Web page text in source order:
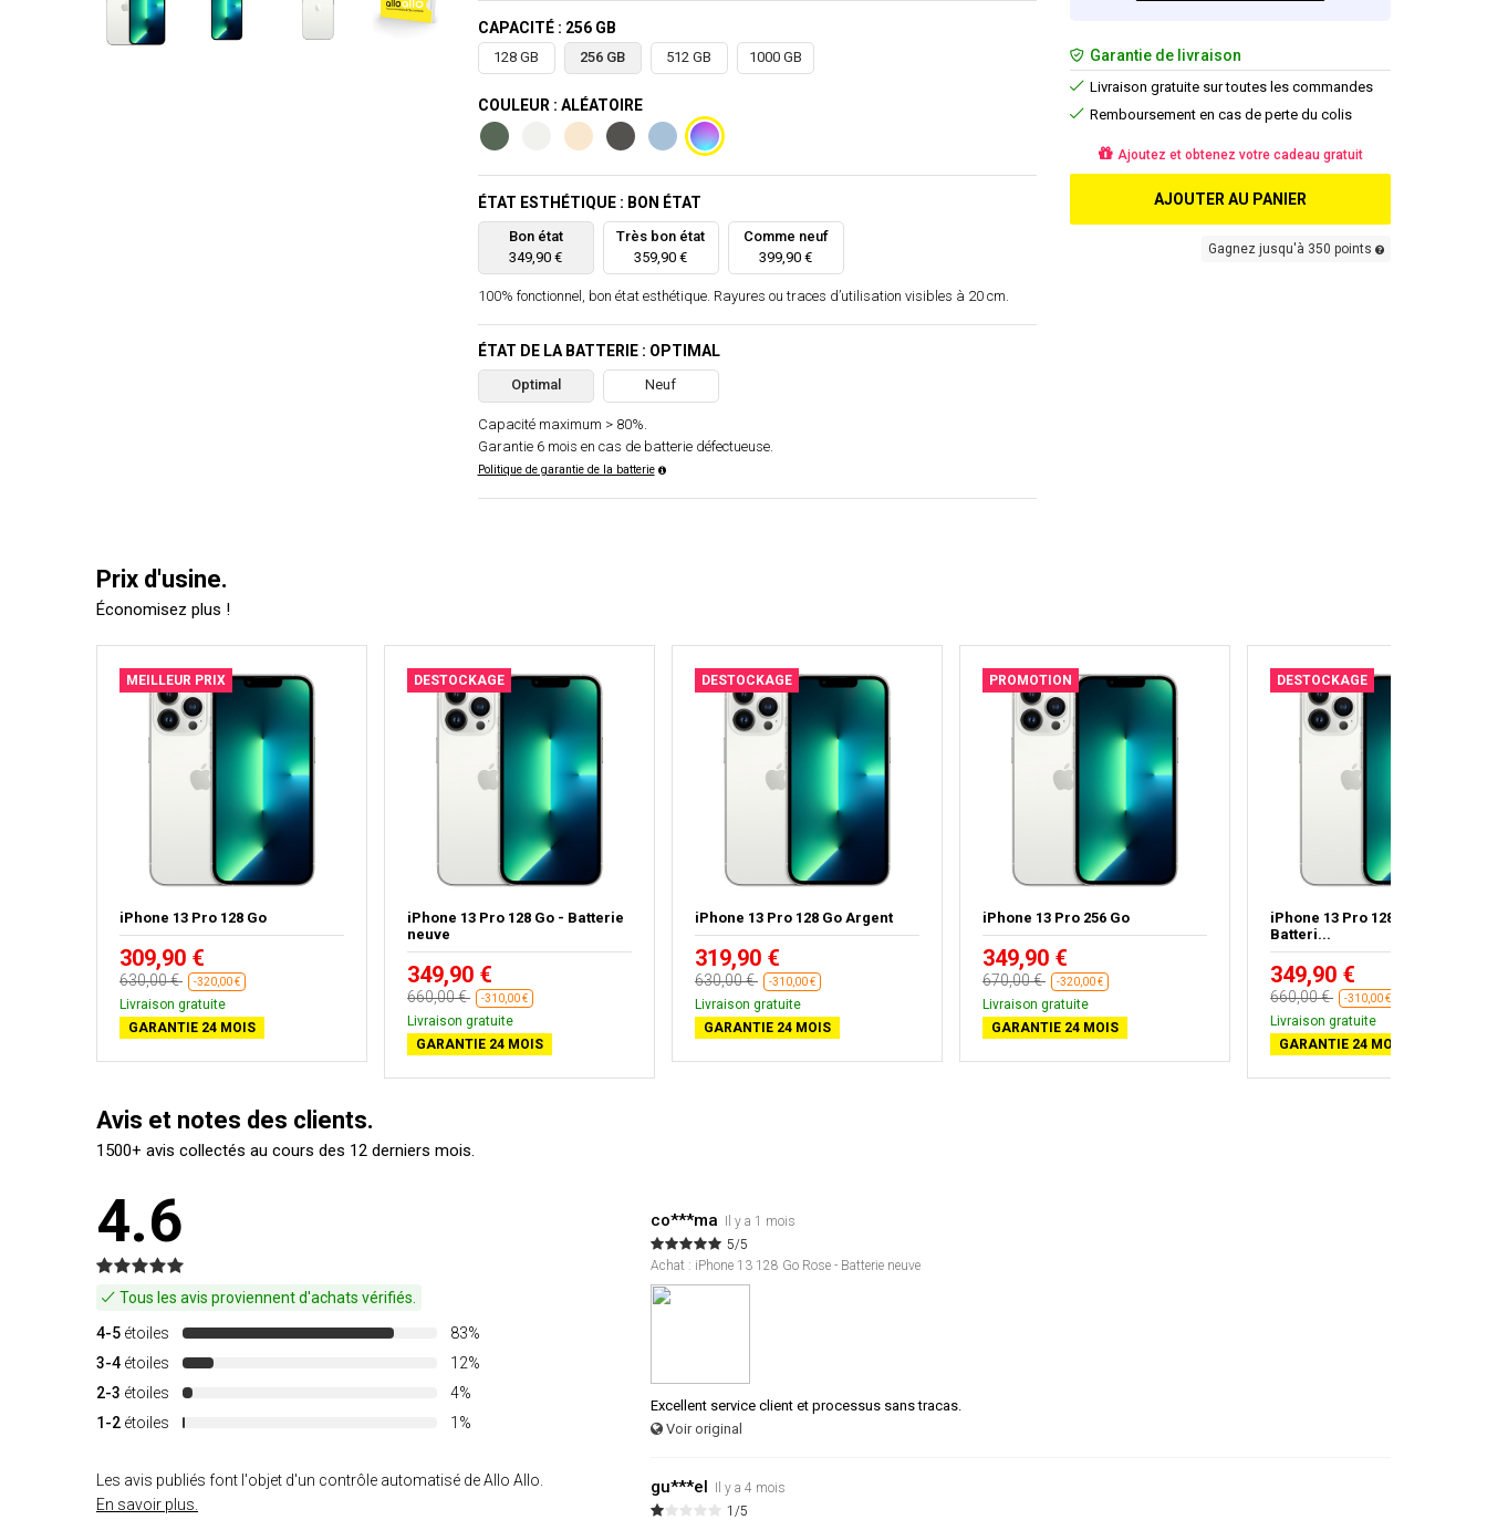
CAPACITÉ : 256 GB
128 GB 256 GB 512 GB 1000 GB
COULEUR : ALÉATOIRE
ÉTAT ESTHÉTIQUE : BON ÉTAT
Bon état
349,90 €
Très bon état
359,90 €
Comme neuf
399,90 €
100% fonctionnel, bon état esthétique. Rayures ou traces d’utilisation visibles à 20 cm.
ÉTAT DE LA BATTERIE : OPTIMAL
Optimal Neuf
Capacité maximum > 80%.
Garantie 6 mois en cas de batterie défectueuse.
Politique de garantie de la batterie
Garantie de livraison
Livraison gratuite sur toutes les commandes
Remboursement en cas de perte du colis
Ajoutez et obtenez votre cadeau gratuit
AJOUTER AU PANIER
Gagnez jusqu'à 350 points
Prix d'usine.
Économisez plus !
MEILLEUR PRIX
iPhone 13 Pro 128 Go
309,90 €
630,00 € -320,00 €
Livraison gratuite
GARANTIE 24 MOIS
DESTOCKAGE
iPhone 13 Pro 128 Go - Batterie
neuve
349,90 €
660,00 € -310,00 €
Livraison gratuite
GARANTIE 24 MOIS
DESTOCKAGE
iPhone 13 Pro 128 Go Argent
319,90 €
630,00 € -310,00 €
Livraison gratuite
GARANTIE 24 MOIS
PROMOTION
iPhone 13 Pro 256 Go
349,90 €
670,00 € -320,00 €
Livraison gratuite
GARANTIE 24 MOIS
DESTOCKAGE
iPhone 13 Pro 128 Go Argent -
Batteri...
349,90 €
660,00 € -310,00 €
Livraison gratuite
GARANTIE 24 MOIS
Avis et notes des clients.
1500+ avis collectés au cours des 12 derniers mois.
4.6
Tous les avis proviennent d'achats vérifiés.
4-5 étoiles
83%
3-4 étoiles
12%
2-3 étoiles
4%
1-2 étoiles 1%
Les avis publiés font l'objet d'un contrôle automatisé de Allo Allo.
En savoir plus.
co***ma Il y a 1 mois
5/5
Achat : iPhone 13 128 Go Rose - Batterie neuve
Excellent service client et processus sans tracas.
Voir original
gu***el Il y a 4 mois
1/5